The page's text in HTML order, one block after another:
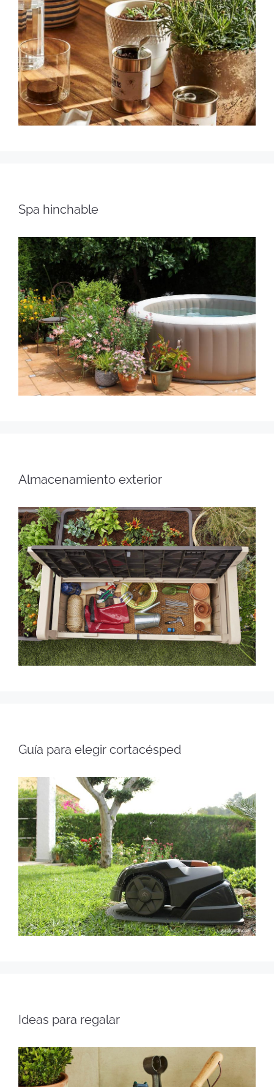
Spa hinchable
Almacenamiento exterior
Guía para elegir cortacésped
Ideas para regalar